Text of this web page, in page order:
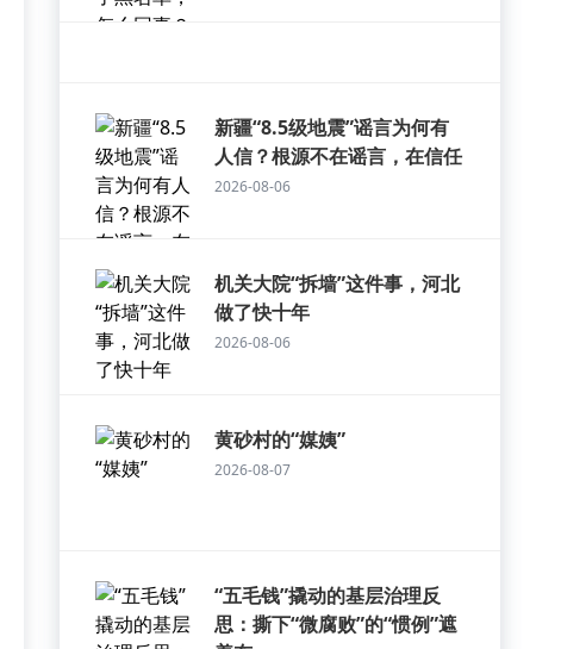
新疆“8.5级地震”谣言为何有
人信？根源不在谣言，在信任
2026-08-06
机关大院“拆墙”这件事，河北
做了快十年
2026-08-06
黄砂村的“媒姨”
2026-08-07
“五毛钱”撬动的基层治理反
思：撕下“微腐败”的“惯例”遮